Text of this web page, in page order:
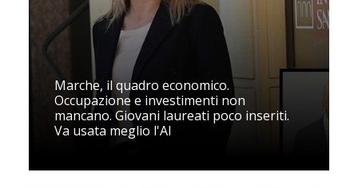
Marche, il quadro economico.
Occupazione e investimenti non
mancano. Giovani laureati poco inseriti.
Va usata meglio l'AI